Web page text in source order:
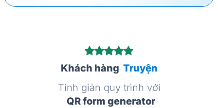
Khách hàng Truyện
Tinh giản quy trình với
QR form generator